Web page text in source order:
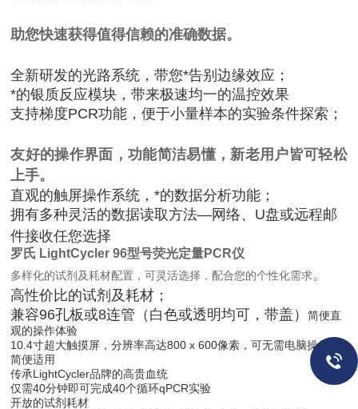
助您快速获得值得信赖的准确数据。
全新研发的光路系统，带您*告别边缘效应；
*的银质反应模块，带来极速均一的温控效果
支持梯度PCR功能，便于小量样本的实验条件探索；
友好的操作界面，功能简洁易懂，新老用户皆可轻松
上手。
直观的触屏操作系统，*的数据分析功能；
拥有多种灵活的数据读取方法—网络、U盘或远程邮
件接收任您选择
罗氏 LightCycler 96型号荧光定量PCR仪
多样化的试剂及耗材配置，可灵活选择，配合您的个性化需求。
高性价比的试剂及耗材；
兼容96孔板或8连管（白色或透明均可，带盖）简便直
观的操作体验
10.4寸超大触摸屏，分辨率高达800 x 600像素，可无需电脑操作，
简便适用
传承LightCycler品牌的高贵血统
仅需40分钟即可完成40个循环qPCR实验
开放的试剂耗材